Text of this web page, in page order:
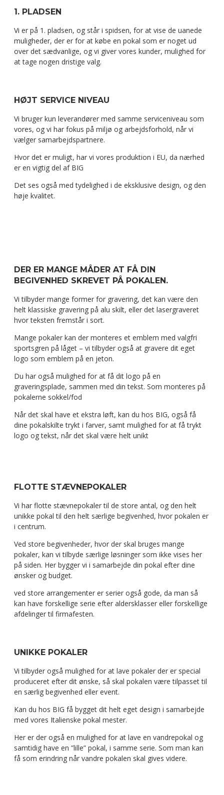
1. PLADSEN
Vi er på 1. pladsen, og står i spidsen, for at vise de uanede
muligheder, der er for at købe en pokal som er noget ud
over det sædvanlige, og vi giver vores kunder, mulighed for
at tage nogen dristige valg.
HØJT SERVICE NIVEAU
Vi bruger kun leverandører med samme serviceniveau som
vores, og vi har fokus på miljø og arbejdsforhold, når vi
vælger samarbejdspartnere.
Hvor det er muligt, har vi vores produktion i EU, da nærhed
er en vigtig del af BIG
Det ses også med tydelighed i de eksklusive design, og den
høje kvalitet.
DER ER MANGE MÅDER AT FÅ DIN
BEGIVENHED SKREVET PÅ POKALEN.
Vi tilbyder mange former for gravering, det kan være den
helt klassiske gravering på alu skilt, eller det lasergraveret
hvor teksten fremstår i sort.
Mange pokaler kan der monteres et emblem med valgfri
sportsgren på låget – vi tilbyder også at gravere dit eget
logo som emblem på en jeton.
Du har også mulighed for at få dit logo på en
graveringsplade, sammen med din tekst. Som monteres på
pokalerne sokkel/fod
Når det skal have et ekstra løft, kan du hos BIG, også få
dine pokalskilte trykt i farver, samt mulighed for at få trykt
logo og tekst, når det skal være helt unikt
FLOTTE STÆVNEPOKALER
Vi har flotte stævnepokaler til de store antal, og den helt
unikke pokal til den helt særlige begivenhed, hvor pokalen er
i centrum.
Ved store begivenheder, hvor der skal bruges mange
pokaler, kan vi tilbyde særlige løsninger som ikke vises her
på siden. Her bygger vi i samarbejde din pokal efter dine
ønsker og budget.
ved store arrangementer er serier også gode, da man så
kan have forskellige serie efter aldersklasser eller forskellige
afdelinger til firmafesten.
UNIKKE POKALER
Vi tilbyder også mulighed for at lave pokaler der er special
produceret efter dit ønske, så skal pokalen være tilpasset til
en særlig begivenhed eller event.
Kan du hos BIG få bygget dit helt eget design i samarbejde
med vores Italienske pokal mester.
Her er der også en mulighed for at lave en vandrepokal og
samtidig have en ”lille” pokal, i samme serie. Som man kan
få som erindring når vandre pokalen skal gives videre.